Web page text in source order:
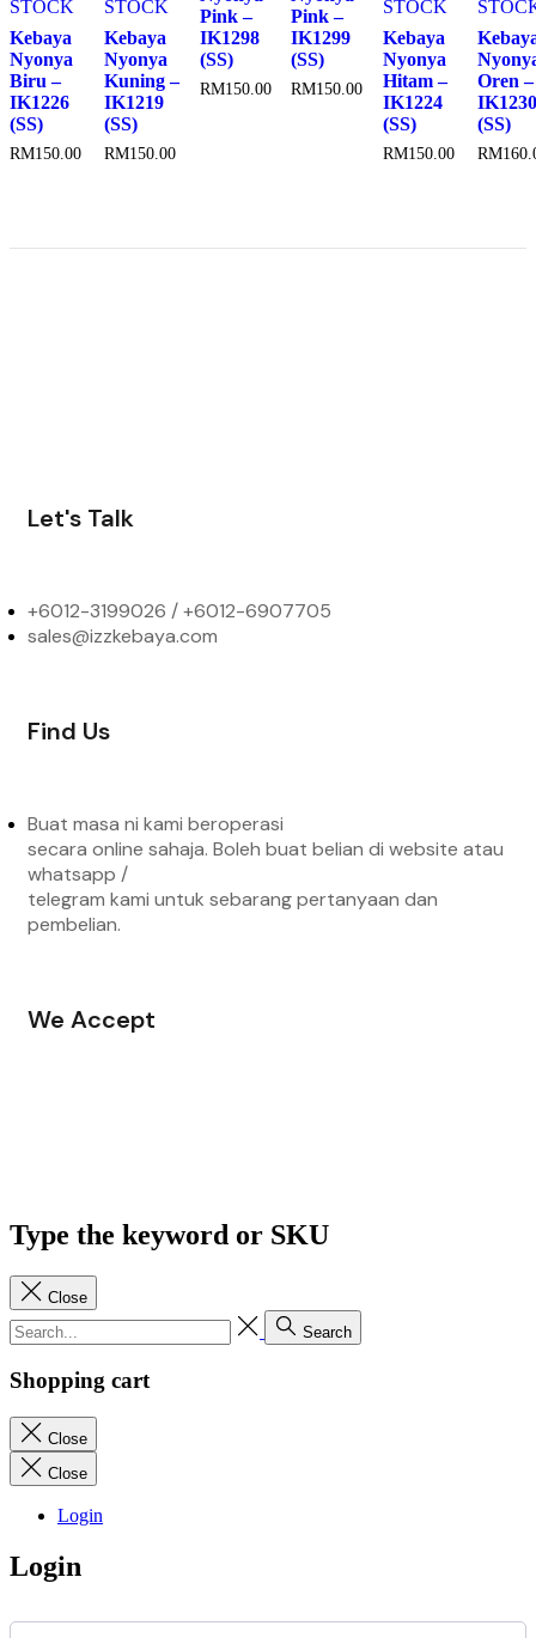
STOCK
Kebaya
Nyonya
Biru –
IK1226
(SS)
RM150.00
STOCK
Kebaya
Nyonya
Kuning –
IK1219
(SS)
RM150.00
Pink –
IK1298
(SS)
RM150.00
Pink –
IK1299
(SS)
RM150.00
STOCK
Kebaya
Nyonya
Hitam –
IK1224
(SS)
RM150.00
Oren –
(SS)
RM
Let's Talk
+6012-3199026 / +6012-6907705
sales@izzkebaya.com
Find Us
Buat masa ni kami beroperasi
secara online sahaja. Boleh buat belian di website atau
whatsapp /
telegram kami untuk sebarang pertanyaan dan
pembelian.
We Accept
Type the keyword or SKU
Close
Search
Shopping cart
Close
Close
Login
Login